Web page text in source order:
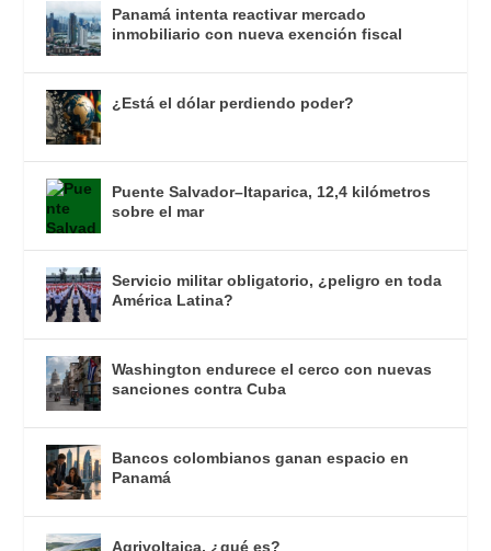
Panamá intenta reactivar mercado
inmobiliario con nueva exención fiscal
¿Está el dólar perdiendo poder?
Puente Salvador–Itaparica, 12,4 kilómetros
sobre el mar
Servicio militar obligatorio, ¿peligro en toda
América Latina?
Washington endurece el cerco con nuevas
sanciones contra Cuba
Bancos colombianos ganan espacio en
Panamá
Agrivoltaica, ¿qué es?